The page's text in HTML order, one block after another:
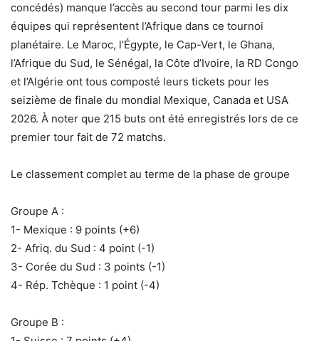
concédés) manque l’accès au second tour parmi les dix
équipes qui représentent l’Afrique dans ce tournoi
planétaire. Le Maroc, l’Égypte, le Cap-Vert, le Ghana,
l’Afrique du Sud, le Sénégal, la Côte d’Ivoire, la RD Congo
et l’Algérie ont tous composté leurs tickets pour les
seizième de finale du mondial Mexique, Canada et USA
2026. À noter que 215 buts ont été enregistrés lors de ce
premier tour fait de 72 matchs.
‎Le classement complet au terme de la phase de groupe
Groupe A :
‎1- Mexique : 9 points (+6)
‎2- Afriq. du Sud : 4 point (-1)
‎3- Corée du Sud : 3 points (-1)
‎4- Rép. Tchèque : 1 point (-4)
Groupe B :